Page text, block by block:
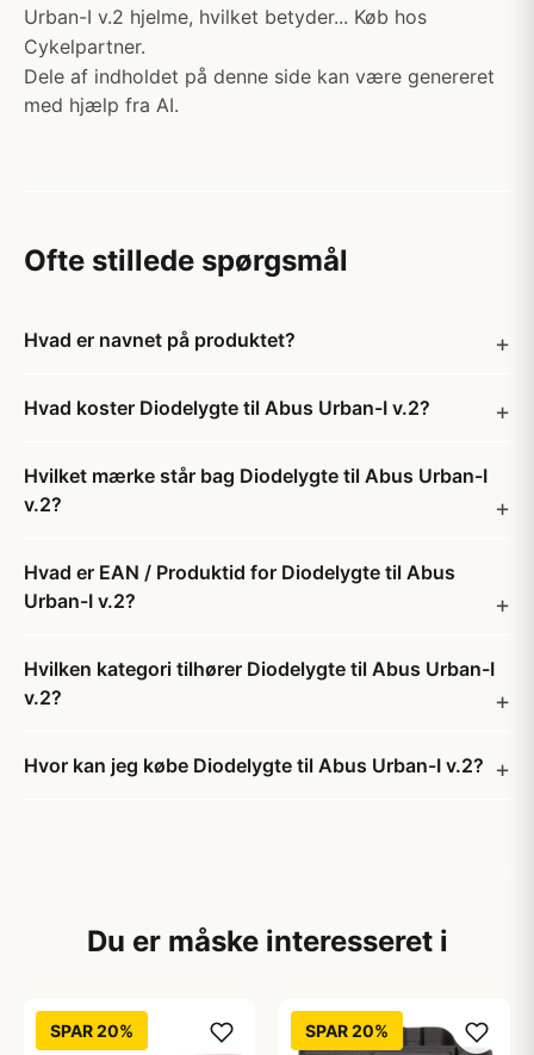
Urban-I v.2 hjelme, hvilket betyder... Køb hos
Cykelpartner.
Dele af indholdet på denne side kan være genereret
med hjælp fra AI.
Ofte stillede spørgsmål
Hvad er navnet på produktet?
Hvad koster Diodelygte til Abus Urban-I v.2?
Hvilket mærke står bag Diodelygte til Abus Urban-I
v.2?
Hvad er EAN / Produktid for Diodelygte til Abus
Urban-I v.2?
Hvilken kategori tilhører Diodelygte til Abus Urban-I
v.2?
Hvor kan jeg købe Diodelygte til Abus Urban-I v.2?
Du er måske interesseret i
SPAR 20% SPAR 20%